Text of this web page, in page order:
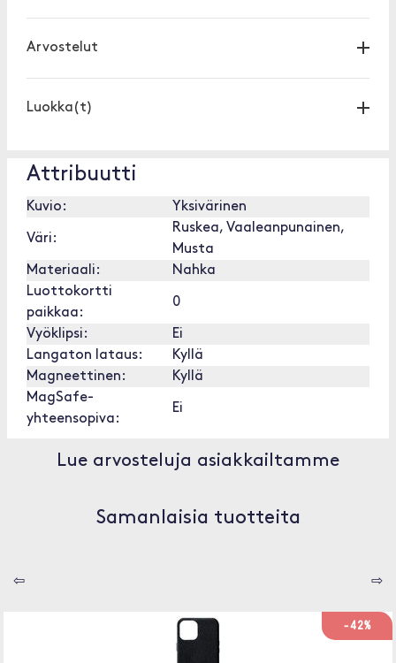
Arvostelut
Luokka(t)
Attribuutti
Kuvio: Yksivärinen
Väri:
Ruskea, Vaaleanpunainen,
Musta
Materiaali:
Nahka
Luottokortti
paikkaa:
0
Vyöklipsi:
Ei
Langaton lataus:
Kyllä
Magneettinen:
Kyllä
MagSafe-
yhteensopiva:
Ei
Lue arvosteluja asiakkailtamme
Samanlaisia tuotteita
⇦ ⇨
-42%